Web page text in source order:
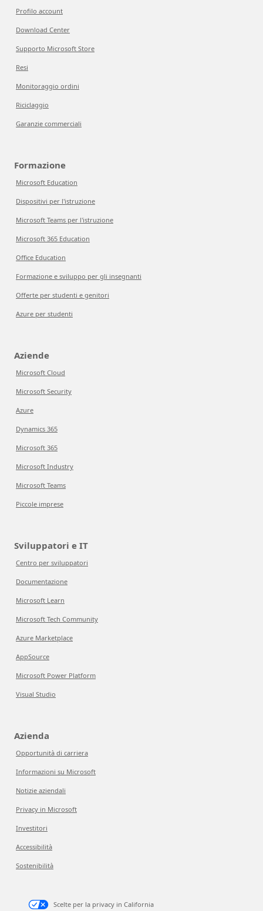
Profilo account
Download Center
Supporto Microsoft Store
Resi
Monitoraggio ordini
Riciclaggio
Garanzie commerciali
Formazione
Microsoft Education
Dispositivi per l'istruzione
Microsoft Teams per l'istruzione
Microsoft 365 Education
Office Education
Formazione e sviluppo per gli insegnanti
Offerte per studenti e genitori
Azure per studenti
Aziende
Microsoft Cloud
Microsoft Security
Azure
Dynamics 365
Microsoft 365
Microsoft Industry
Microsoft Teams
Piccole imprese
Sviluppatori e IT
Centro per sviluppatori
Documentazione
Microsoft Learn
Microsoft Tech Community
Azure Marketplace
AppSource
Microsoft Power Platform
Visual Studio
Azienda
Opportunità di carriera
Informazioni su Microsoft
Notizie aziendali
Privacy in Microsoft
Investitori
Accessibilità
Sostenibilità
Scelte per la privacy in California